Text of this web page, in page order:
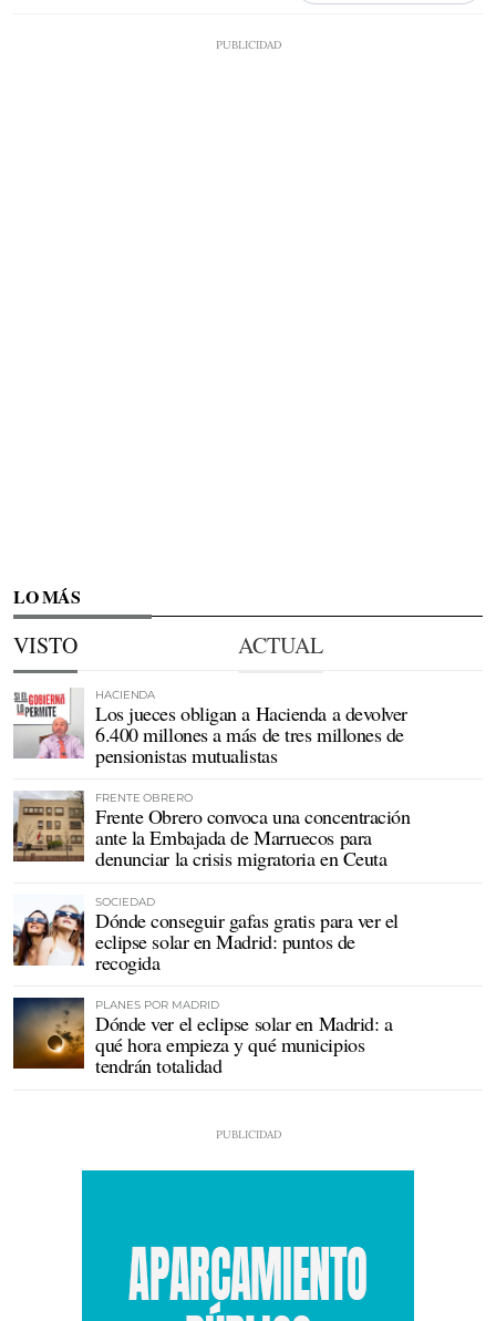
LO MÁS
VISTO ACTUAL
HACIENDA
Los jueces obligan a Hacienda a devolver
6.400 millones a más de tres millones de
pensionistas mutualistas
FRENTE OBRERO
Frente Obrero convoca una concentración
ante la Embajada de Marruecos para
denunciar la crisis migratoria en Ceuta
SOCIEDAD
Dónde conseguir gafas gratis para ver el
eclipse solar en Madrid: puntos de
recogida
PLANES POR MADRID
Dónde ver el eclipse solar en Madrid: a
qué hora empieza y qué municipios
tendrán totalidad